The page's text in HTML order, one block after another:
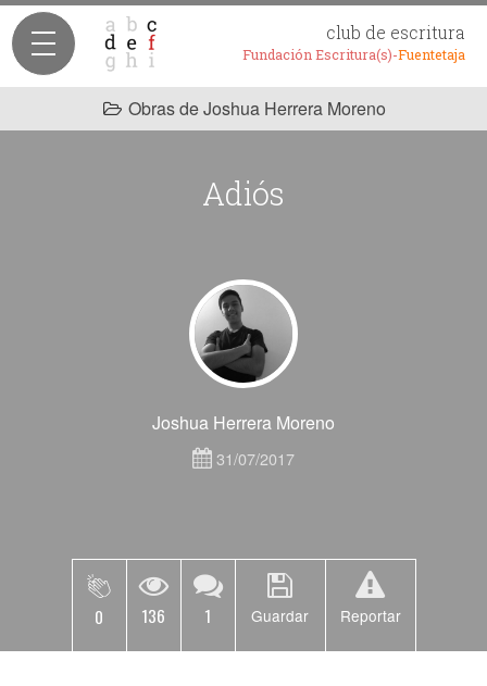
club de escritura
Fundación Escritura(s)-Fuentetaja
Obras de Joshua Herrera Moreno
Adiós
Joshua Herrera Moreno
31/07/2017
0 136 1 Guardar Reportar